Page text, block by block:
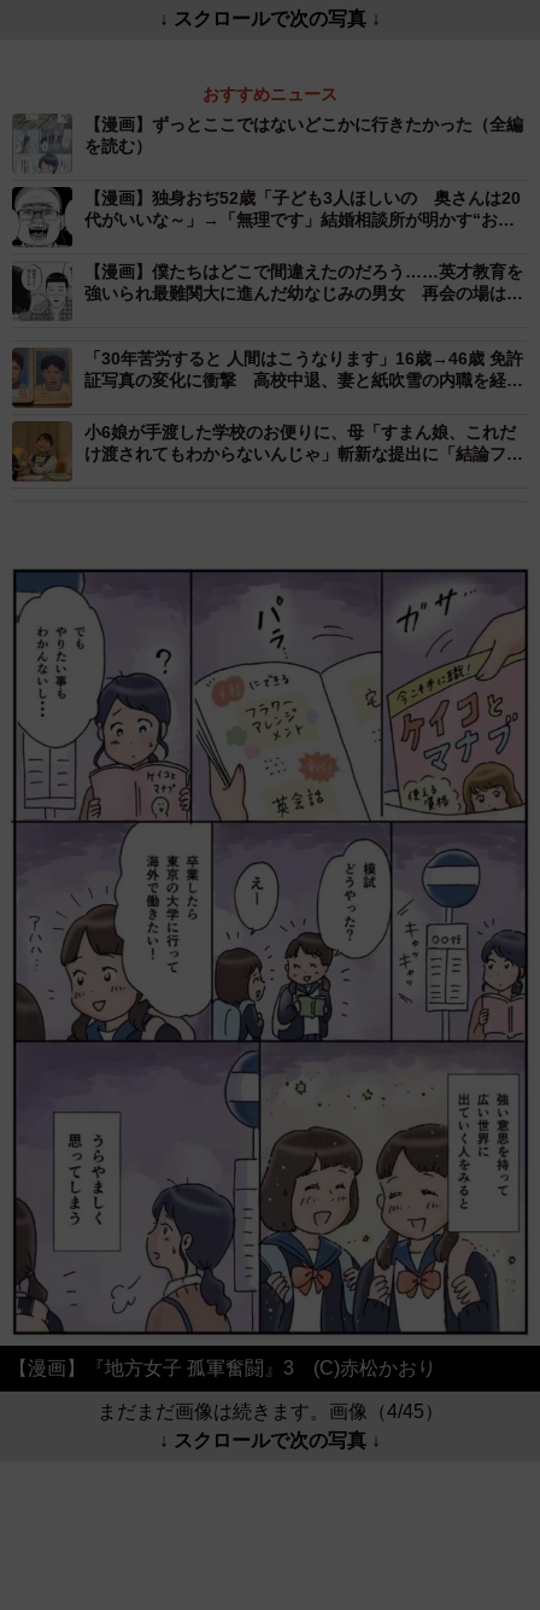
↓ スクロールで次の写真 ↓
おすすめニュース
【漫画】ずっとここではないどこかに行きたかった（全編
を読む）
【漫画】独身おぢ52歳「子ども3人ほしいの 奥さんは20
代がいいな～」→「無理です」結婚相談所が明かす“おぢ
【漫画】僕たちはどこで間違えたのだろう……英才教育を
強いられ最難関大に進んだ幼なじみの男女 再会の場は拘
「30年苦労すると 人間はこうなります」16歳→46歳 免許
証写真の変化に衝撃 高校中退、妻と紙吹雪の内職を経
小6娘が手渡した学校のお便りに、母「すまん娘、これだ
け渡されてもわからないんじゃ」斬新な提出に「結論ファ
【漫画】『地方女子 孤軍奮闘』3 (C)赤松かおり
まだまだ画像は続きます。画像（4/45）
↓ スクロールで次の写真 ↓